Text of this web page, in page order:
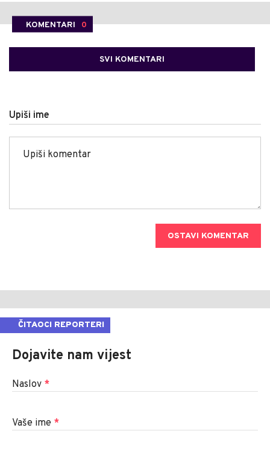
KOMENTARI 0
SVI KOMENTARI
Upiši ime
OSTAVI KOMENTAR
ČITAOCI REPORTERI
Dojavite nam vijest
Naslov *
Vaše ime *